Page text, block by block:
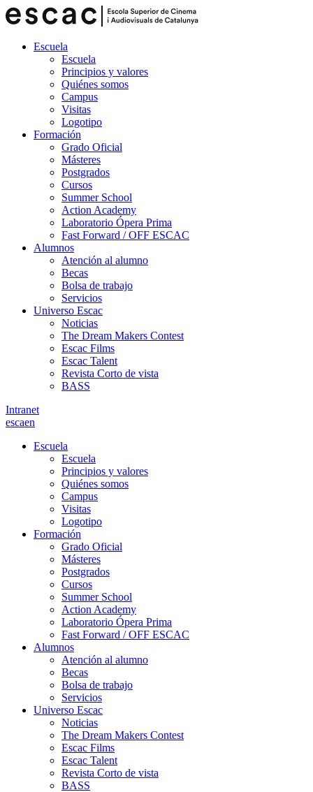
Escuela
Escuela
Principios y valores
Quiénes somos
Campus
Visitas
Logotipo
Formación
Grado Oficial
Másteres
Postgrados
Cursos
Summer School
Action Academy
Laboratorio Ópera Prima
Fast Forward / OFF ESCAC
Alumnos
Atención al alumno
Becas
Bolsa de trabajo
Servicios
Universo Escac
Noticias
The Dream Makers Contest
Escac Films
Escac Talent
Revista Corto de vista
BASS
Intranet
escaen
Escuela
Escuela
Principios y valores
Quiénes somos
Campus
Visitas
Logotipo
Formación
Grado Oficial
Másteres
Postgrados
Cursos
Summer School
Action Academy
Laboratorio Ópera Prima
Fast Forward / OFF ESCAC
Alumnos
Atención al alumno
Becas
Bolsa de trabajo
Servicios
Universo Escac
Noticias
The Dream Makers Contest
Escac Films
Escac Talent
Revista Corto de vista
BASS